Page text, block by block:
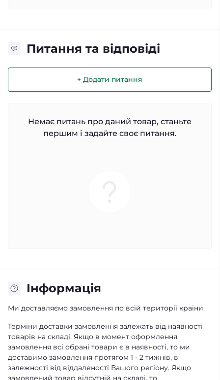
Питання та відповіді
+ Додати питання
Немає питань про даний товар, станьте
першим і задайте своє питання.
Iнформація
Ми доставляємо замовлення по всій території країни.
Терміни доставки замовлення залежать від наявності
товарів на складі. Якщо в момент оформлення
замовлення всі обрані товари є в наявності, то ми
доставимо замовлення протягом 1 - 2 тижнів, в
залежності від віддаленості Вашого регіону. Якщо
замовлений товар відсутній на складі, то